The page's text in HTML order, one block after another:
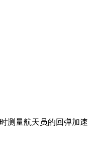
测量航天员的回弹加速